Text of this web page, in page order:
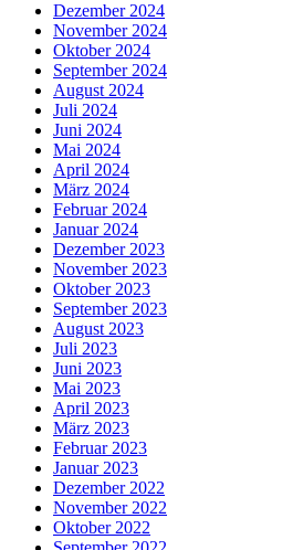
Dezember 2024
November 2024
Oktober 2024
September 2024
August 2024
Juli 2024
Juni 2024
Mai 2024
April 2024
März 2024
Februar 2024
Januar 2024
Dezember 2023
November 2023
Oktober 2023
September 2023
August 2023
Juli 2023
Juni 2023
Mai 2023
April 2023
März 2023
Februar 2023
Januar 2023
Dezember 2022
November 2022
Oktober 2022